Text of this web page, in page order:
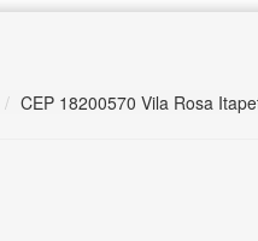
CEP 18200570 Vila Rosa